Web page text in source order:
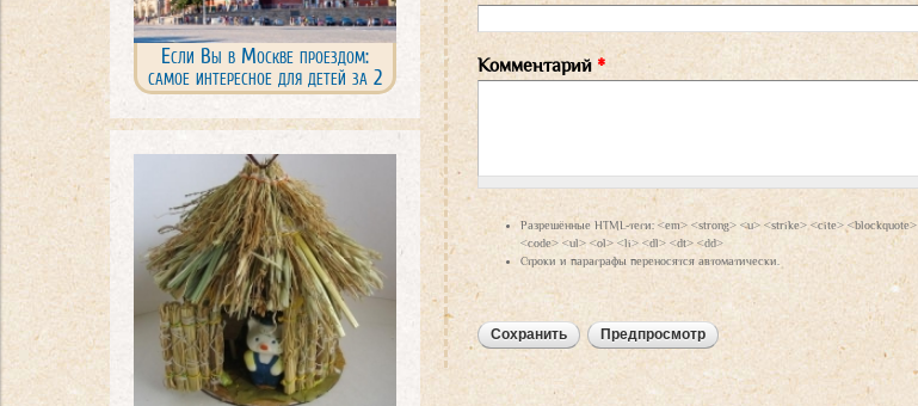
Если Вы в Москве проездом:
самое интересное для детей за 2
дня
Комментарий *
Разрешённые HTML-теги: <em> <strong> <u> <strike> <cite> <blockquote>
<code> <ul> <ol> <li> <dl> <dt> <dd>
Строки и параграфы переносятся автоматически.